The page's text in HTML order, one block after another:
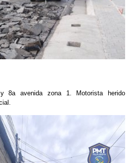
8a avenida zona 1. Motorista herido